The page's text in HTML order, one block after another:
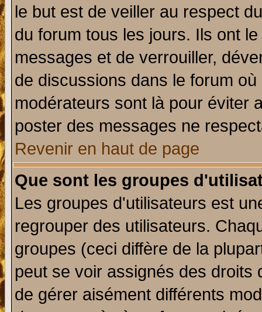
le but est de veiller au respect
du forum tous les jours. Ils ont
messages et de verrouiller,
de discussions dans le forum
modérateurs sont là pour éviter
poster des messages ne
Revenir en haut de page
Que sont les groupes
Les groupes d'utilisateurs est
regrouper des utilisateurs.
groupes (ceci diffère de la
peut se voir assignés des
de gérer aisément différents